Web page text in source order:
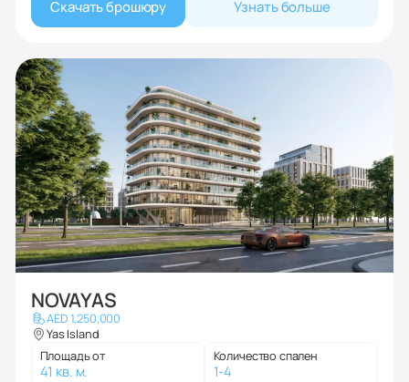
Скачать брошюру Узнать больше
NOVAYAS
AED 1,250,000
Yas Island
Площадь от
41 кв. м.
Количество спален
1-4